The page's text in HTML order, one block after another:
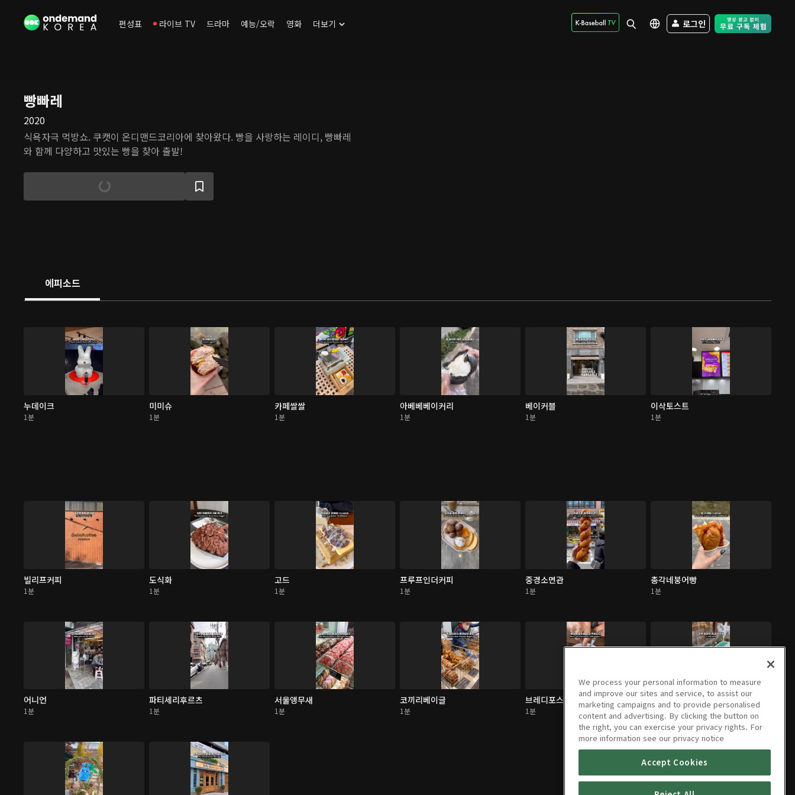
편성표 라이브 TV 드라마 예능/오락 영화 더보기 로그인 Free Trial -
빵빠레
2020
식욕자극 먹방쇼. 쿠캣이 온디맨드코리아에 찾아왔다. 빵을 사랑하는 레이디, 빵빠레
와 함께 다양하고 맛있는 빵을 찾아 출발!
에피소드
누데이크
1분
미미슈
1분
카페쌀쌀
1분
아베베베이커리
1분
베이커블
1분
이삭토스트
1분
빌리프커피
1분
도식화
1분
고드
1분
프루프인더커피
1분
중경소면관
1분
총각네붕어빵
1분
어니언
1분
파티세리후르츠
1분
서울앵무새
1분
코끼리베이글
1분
브레디포스트
1분
소하염전
1분
We process your personal information to measure
and improve our sites and service, to assist our
marketing campaigns and to provide personalised
content and advertising. By clicking the button on
the right, you can exercise your privacy rights. For
more information see our privacy notice
Accept Cookies